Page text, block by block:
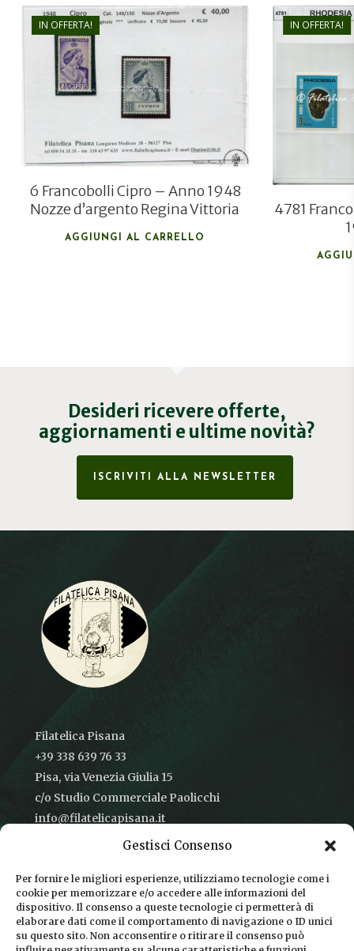
Gestisci Consenso
Per fornire le migliori esperienze, utilizziamo tecnologie come i
cookie per memorizzare e/o accedere alle informazioni del
dispositivo. Il consenso a queste tecnologie ci permetterà di
elaborare dati come il comportamento di navigazione o ID unici
su questo sito. Non acconsentire o ritirare il consenso può
IN OFFERTA!
€45,00
25,00
6 Francobolli Cipro – Anno 1948
Nozze d’argento Regina Vittoria
AGGIUNGI AL CARRELLO
IN OFFERTA!
4781
Desideri ricevere offerte,
aggiornamenti e ultime novità?
ISCRIVITI ALLA NEWSLETTER
Filatelica Pisana
+39 338 639 76 33
Pisa, via Venezia Giulia 15
c/o Studio Commerciale Paolicchi
info@filatelicapisana.it
CONDIZIONI DI VENDITA
INFORMATIVA SULLA PRIVACY